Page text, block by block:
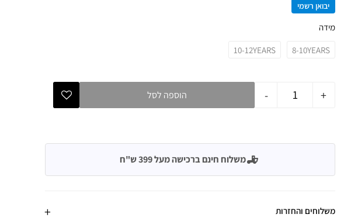
יבואן רשמי
מידה
8-10YEARS
10-12YEARS
- + הוספה לסל
משלוח חינם ברכישה מעל 399 ש"ח
משלוחים והחזרות